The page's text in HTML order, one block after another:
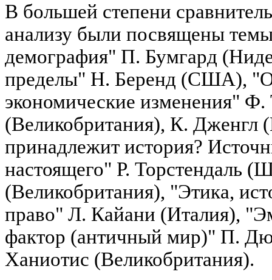
В большей степени
анализу были посвящены
демография" П. Бумгард
пределы" Н. Беренд (США),
экономические изменения"
(Великобритания), К. Дженгл
принадлежит история?
настоящего" Р. Торстендаль
(Великобритания), "Этика,
право" Л. Кайани (Италия),
фактор (античный мир)" П.
Ханиотис (Великобритания).